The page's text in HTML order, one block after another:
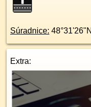
Súradnice: 48°31'26"N
Extra: